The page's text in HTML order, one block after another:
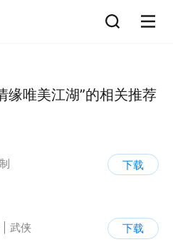
缘唯美江湖”的相关推荐
下载
武侠
下载